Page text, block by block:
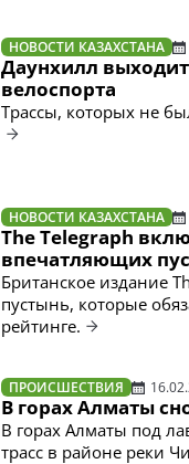
НОВОСТИ КАЗАХСТАНА
Даунхилл
велоспорта
Трассы, которых не
НОВОСТИ КАЗАХСТАНА
The Telegraph
впечатляющих
Британское издание
пустынь, которые
рейтинге.
ПРОИСШЕСТВИЯ
В горах Алматы
В горах Алматы под
трасс в районе реки